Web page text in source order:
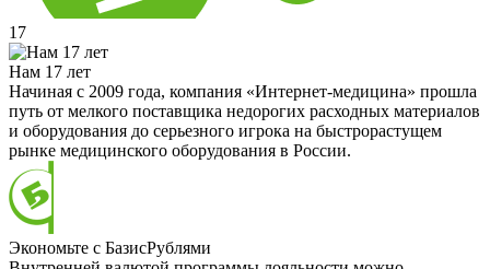
17
Нам 17 лет
Начиная с 2009 года, компания «Интернет-медицина» прошла
путь от мелкого поставщика недорогих расходных материалов
и оборудования до серьезного игрока на быстрорастущем
рынке медицинского оборудования в России.
Экономьте с БазисРублями